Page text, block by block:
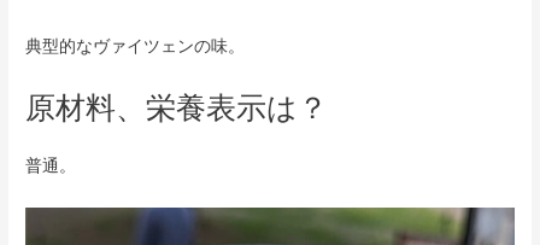
典型的なヴァイツェンの味。
原材料、栄養表示は？
普通。